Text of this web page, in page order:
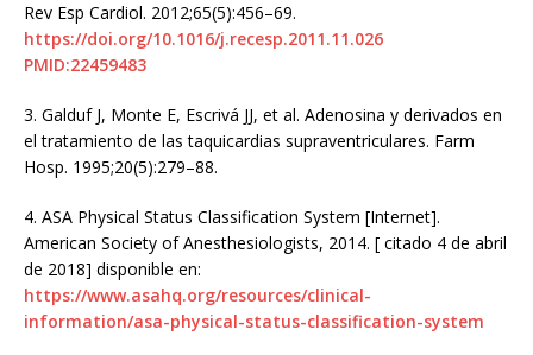
Rev Esp Cardiol. 2012;65(5):456–69.
https://doi.org/10.1016/j.recesp.2011.11.026
PMID:22459483
3. Galduf J, Monte E, Escrivá JJ, et al. Adenosina y derivados en
el tratamiento de las taquicardias supraventriculares. Farm
Hosp. 1995;20(5):279–88.
4. ASA Physical Status Classification System [Internet].
American Society of Anesthesiologists, 2014. [ citado 4 de abril
de 2018] disponible en:
https://www.asahq.org/resources/clinical-
information/asa-physical-status-classification-system